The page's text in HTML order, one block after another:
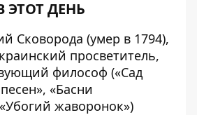
ЭТОТ ДЕНЬ
Сковорода (умер в 1794),
просветитель,
философ («Сад
«Басни
жаворонок»)